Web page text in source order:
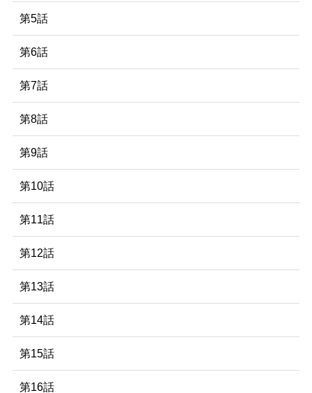
第5話
第6話
第7話
第8話
第9話
第10話
第11話
第12話
第13話
第14話
第15話
第16話